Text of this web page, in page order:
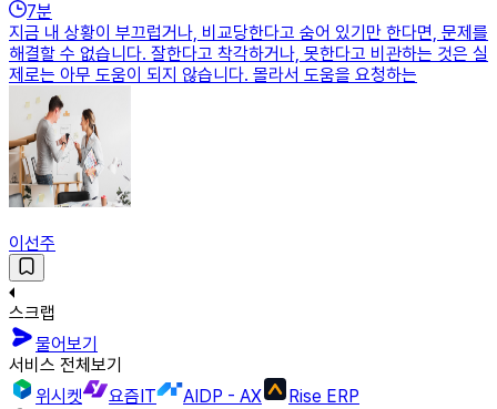
7분
지금 내 상황이 부끄럽거나, 비교당한다고 숨어 있기만 한다면, 문제를
해결할 수 없습니다. 잘한다고 착각하거나, 못한다고 비관하는 것은 실
제로는 아무 도움이 되지 않습니다. 몰라서 도움을 요청하는
이선주
스크랩
물어보기
서비스 전체보기
위시켓
요즘IT AIDP - AX Rise ERP